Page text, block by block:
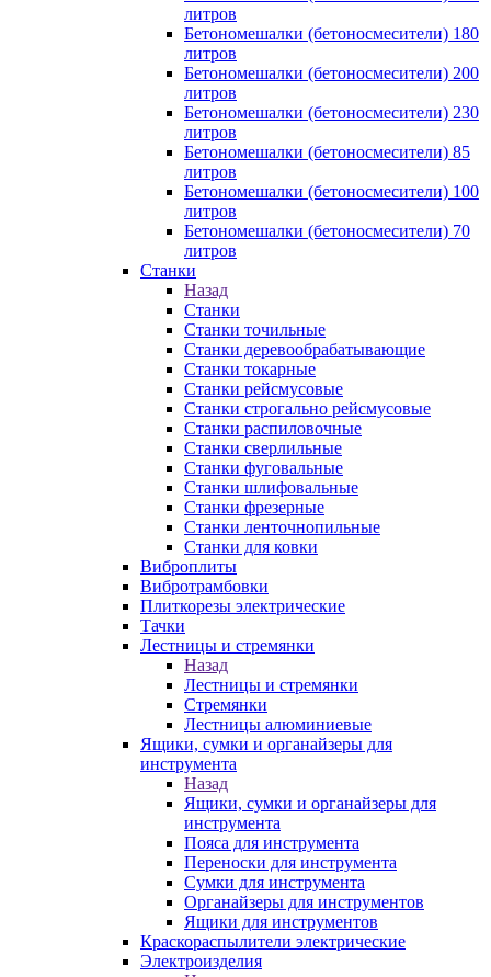
литров
Бетономешалки (бетоносмесители) 180
литров
Бетономешалки (бетоносмесители) 200
литров
Бетономешалки (бетоносмесители) 230
литров
Бетономешалки (бетоносмесители) 85
литров
Бетономешалки (бетоносмесители) 100
литров
Бетономешалки (бетоносмесители) 70
литров
Станки
Назад
Станки
Станки точильные
Станки деревообрабатывающие
Станки токарные
Станки рейсмусовые
Станки строгально рейсмусовые
Станки распиловочные
Станки сверлильные
Станки фуговальные
Станки шлифовальные
Станки фрезерные
Станки ленточнопильные
Станки для ковки
Виброплиты
Вибротрамбовки
Плиткорезы электрические
Тачки
Лестницы и стремянки
Назад
Лестницы и стремянки
Стремянки
Лестницы алюминиевые
Ящики, сумки и органайзеры для
инструмента
Назад
Ящики, сумки и органайзеры для
инструмента
Пояса для инструмента
Переноски для инструмента
Сумки для инструмента
Органайзеры для инструментов
Ящики для инструментов
Краскораспылители электрические
Электроизделия